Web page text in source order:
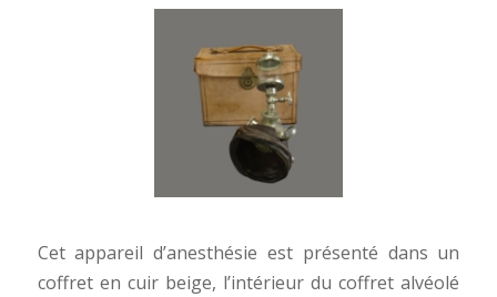
Cet appareil d’anesthésie est présenté dans un
coffret en cuir beige, l’intérieur du coffret alvéolé